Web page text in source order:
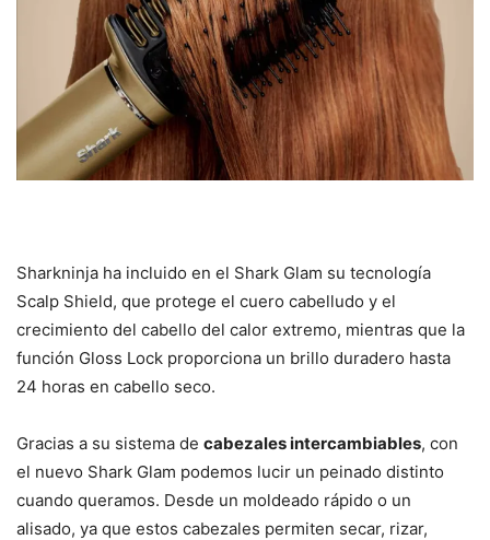
Sharkninja ha incluido en el Shark Glam su tecnología
Scalp Shield, que protege el cuero cabelludo y el
crecimiento del cabello del calor extremo, mientras que la
función Gloss Lock proporciona un brillo duradero hasta
24 horas en cabello seco.
Gracias a su sistema de cabezales intercambiables, con
el nuevo Shark Glam podemos lucir un peinado distinto
cuando queramos. Desde un moldeado rápido o un
alisado, ya que estos cabezales permiten secar, rizar,